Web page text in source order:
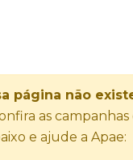
página não
as campanhas
e ajude a Apae: